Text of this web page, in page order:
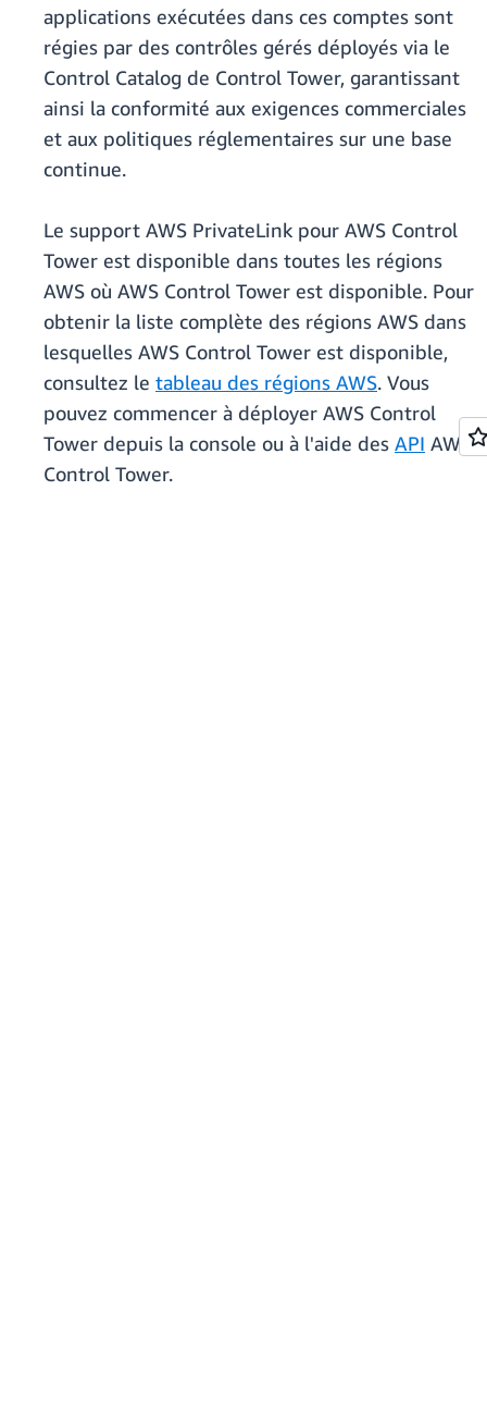
applications exécutées dans ces comptes sont
régies par des contrôles gérés déployés via le
Control Catalog de Control Tower, garantissant
ainsi la conformité aux exigences commerciales
et aux politiques réglementaires sur une base
continue.
Le support AWS PrivateLink pour AWS Control
Tower est disponible dans toutes les régions
AWS où AWS Control Tower est disponible. Pour
obtenir la liste complète des régions AWS dans
lesquelles AWS Control Tower est disponible,
consultez le tableau des régions AWS. Vous
pouvez commencer à déployer AWS Control
Tower depuis la console ou à l'aide des API AWS
Control Tower.